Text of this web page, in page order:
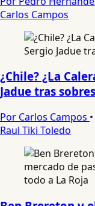
Carlos Campos
¿Chile? ¿La
Jadue tras
Por Carlos Campos •
Raul Tiki Toledo